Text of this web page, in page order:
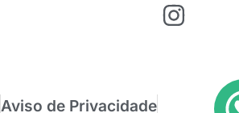
Aviso de Privacidade